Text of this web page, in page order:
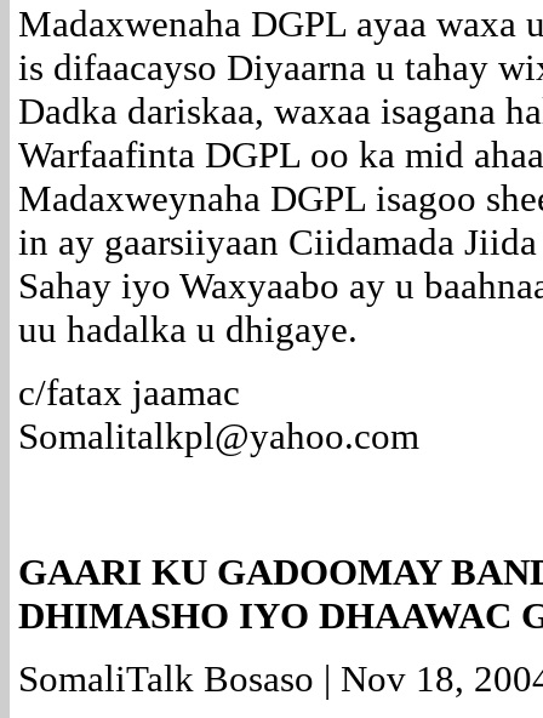
Madaxwenaha DGPL ayaa waxa
is difaacayso Diyaarna u tahay
Dadka dariskaa, waxaa isagana
Warfaafinta DGPL oo ka mid
Madaxweynaha DGPL isagoo
in ay gaarsiiyaan Ciidamada
Sahay iyo Waxyaabo ay u
uu hadalka u dhigaye.
c/fatax jaamac
Somalitalkpl@yahoo.com
GAARI KU GADOOMAY
DHIMASHO IYO DHAAWAC
SomaliTalk Bosaso | Nov 18,